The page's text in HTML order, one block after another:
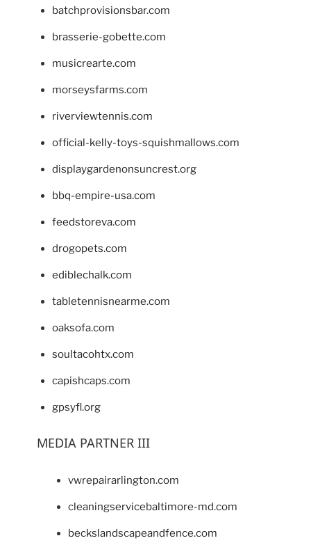
batchprovisionsbar.com
brasserie-gobette.com
musicrearte.com
morseysfarms.com
riverviewtennis.com
official-kelly-toys-squishmallows.com
displaygardenonsuncrest.org
bbq-empire-usa.com
feedstoreva.com
drogopets.com
ediblechalk.com
tabletennisnearme.com
oaksofa.com
soultacohtx.com
capishcaps.com
gpsyfl.org
MEDIA PARTNER III
vwrepairarlington.com
cleaningservicebaltimore-md.com
beckslandscapeandfence.com